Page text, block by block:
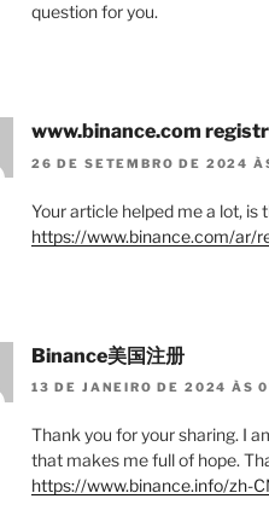
question for you.
www.binance.com
26 DE SETEMBRO DE 2024
Your article helped me a lot,
https://www.binance.com/ar/
Binance美国注册
13 DE JANEIRO DE 2024 ÀS
Thank you for your sharing. I
that makes me full of hope.
https://www.binance.info/zh-